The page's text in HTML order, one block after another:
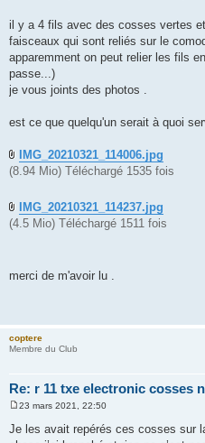
il y a 4 fils avec des cosses vertes
faisceaux qui sont reliés sur le
apparemment on peut relier les fils
passe...)
je vous joints des photos .
est ce que quelqu'un serait à quoi
IMG_20210321_114006.jpg
(8.94 Mio) Téléchargé 1535 fois
IMG_20210321_114237.jpg
(4.5 Mio) Téléchargé 1511 fois
merci de m'avoir lu .
coptere
Membre du Club
Re: r 11 txe electronic cosses
s
23 mars 2021, 22:50
Je les avait repérés ces cosses sur